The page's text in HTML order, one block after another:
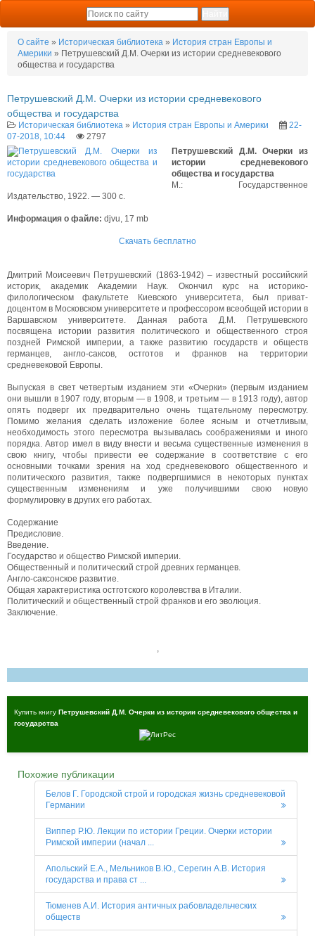
О сайте » Историческая библиотека » История стран Европы и
Америки » Петрушевский Д.М. Очерки из истории средневекового
общества и государства
Петрушевский Д.М. Очерки из истории средневекового
общества и государства
Историческая библиотека » История стран Европы и Америки
22-
07-2018, 10:44
2797
Петрушевский Д.М. Очерки из
истории средневекового
общества и государства
М.: Государственное
Издательство, 1922. — 300 с.
Информация о файле: djvu, 17 mb
Скачать бесплатно
Дмитрий Моисеевич Петрушевский (1863-1942) – известный российский
историк, академик Академии Наук. Окончил курс на историко-
филологическом факультете Киевского университета, был приват-
доцентом в Московском университете и профессором всеобщей истории в
Варшавском университете. Данная работа Д.М. Петрушевского
посвящена истории развития политического и общественного строя
поздней Римской империи, а также развитию государств и обществ
германцев, англо-саксов, остготов и франков на территории
средневековой Европы.
Выпуская в свет четвертым изданием эти «Очерки» (первым изданием
они вышли в 1907 году, вторым — в 1908, и третьим — в 1913 году), автор
опять подверг их предварительно очень тщательному пересмотру.
Помимо желания сделать изложение более ясным и отчетливым,
необходимость этого пересмотра вызывалась соображениями и иного
порядка. Автор имел в виду внести и весьма существенные изменения в
свою книгу, чтобы привести ее содержание в соответствие с его
основными точками зрения на ход средневекового общественного и
политического развития, также подвергшимися в некоторых пунктах
существенным изменениям и уже получившими свою новую
формулировку в других его работах.
Содержание
Предисловие.
Введение.
Государство и общество Римской империи.
Общественный и политический строй древних германцев.
Англо-саксонское развитие.
Общая характеристика остготского королевства в Италии.
Политический и общественный строй франков и его эволюция.
Заключение.
,
Купить книгу Петрушевский Д.М. Очерки из истории средневекового общества и
государства
Похожие публикации
Белов Г. Городской строй и городская жизнь средневековой
Германии
Виппер Р.Ю. Лекции по истории Греции. Очерки истории
Римской империи (начал ...
Апольский Е.А., Мельников В.Ю., Серегин А.В. История
государства и права ст ...
Тюменев А.И. История античных рабовладельческих
обществ